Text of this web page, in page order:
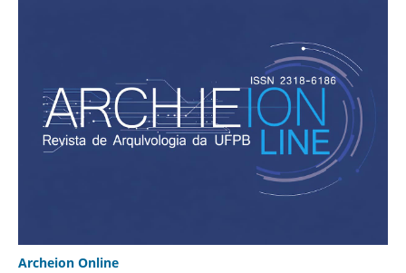
Archeion Online